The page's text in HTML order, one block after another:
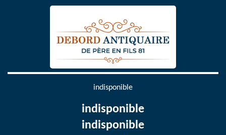
indisponible
indisponible
indisponible